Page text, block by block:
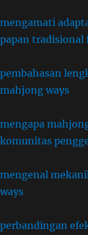
mengamati
papan
pembahasan
mahjong ways
mengapa
komunitas
mengenal
ways
perbandingan